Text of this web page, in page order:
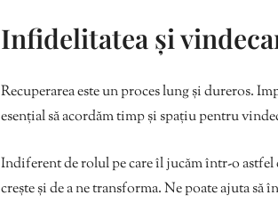
Infidelitatea și
Recuperarea este un proces lung și dureros.
esențial să acordăm timp și spațiu pentru
Indiferent de rolul pe care îl jucăm într-o
crește și de a ne transforma. Ne poate ajuta să